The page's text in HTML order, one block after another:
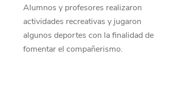
Alumnos y profesores realizaron
actividades recreativas y jugaron
algunos deportes con la finalidad de
fomentar el compañerismo.